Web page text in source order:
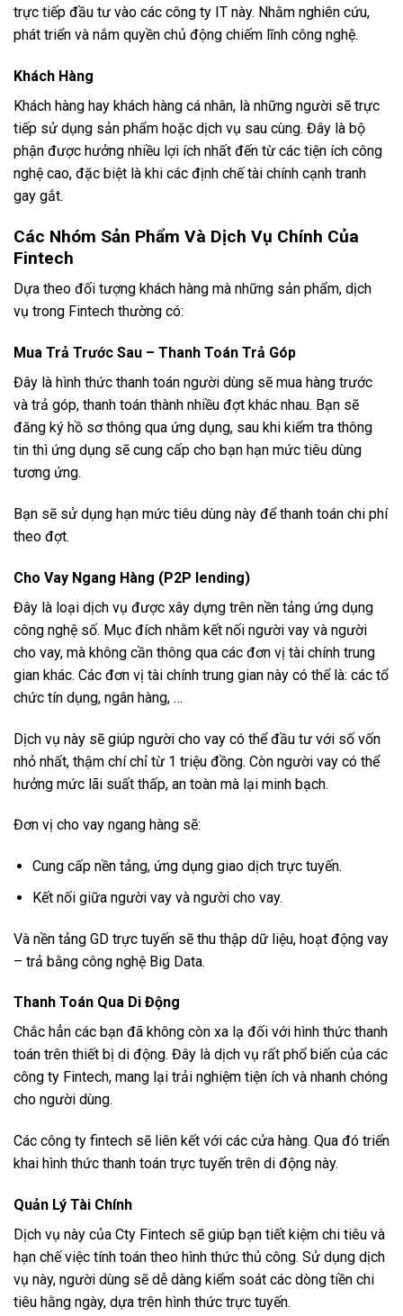
trực tiếp đầu tư vào các công ty IT này. Nhằm nghiên cứu,
phát triển và nắm quyền chủ động chiếm lĩnh công nghệ.
Khách Hàng
Khách hàng hay khách hàng cá nhân, là những người sẽ trực
tiếp sử dụng sản phẩm hoặc dịch vụ sau cùng. Đây là bộ
phận được hưởng nhiều lợi ích nhất đến từ các tiện ích công
nghệ cao, đặc biệt là khi các định chế tài chính cạnh tranh
gay gắt.
Các Nhóm Sản Phẩm Và Dịch Vụ Chính Của
Fintech
Dựa theo đối tượng khách hàng mà những sản phẩm, dịch
vụ trong Fintech thường có:
Mua Trả Trước Sau – Thanh Toán Trả Góp
Đây là hình thức thanh toán người dùng sẽ mua hàng trước
và trả góp, thanh toán thành nhiều đợt khác nhau. Bạn sẽ
đăng ký hồ sơ thông qua ứng dụng, sau khi kiểm tra thông
tin thì ứng dụng sẽ cung cấp cho bạn hạn mức tiêu dùng
tương ứng.
Bạn sẽ sử dụng hạn mức tiêu dùng này để thanh toán chi phí
theo đợt.
Cho Vay Ngang Hàng (P2P lending)
Đây là loại dịch vụ được xây dựng trên nền tảng ứng dụng
công nghệ số. Mục đích nhằm kết nối người vay và người
cho vay, mà không cần thông qua các đơn vị tài chính trung
gian khác. Các đơn vị tài chính trung gian này có thể là: các tổ
chức tín dụng, ngân hàng, …
Dịch vụ này sẽ giúp người cho vay có thể đầu tư với số vốn
nhỏ nhất, thậm chí chỉ từ 1 triệu đồng. Còn người vay có thể
hưởng mức lãi suất thấp, an toàn mà lại minh bạch.
Đơn vị cho vay ngang hàng sẽ:
Cung cấp nền tảng, ứng dụng giao dịch trực tuyến.
Kết nối giữa người vay và người cho vay.
Và nền tảng GD trực tuyến sẽ thu thập dữ liệu, hoạt động vay
– trả bằng công nghệ Big Data.
Thanh Toán Qua Di Động
Chắc hẳn các bạn đã không còn xa lạ đối với hình thức thanh
toán trên thiết bị di động. Đây là dịch vụ rất phổ biến của các
công ty Fintech, mang lại trải nghiệm tiện ích và nhanh chóng
cho người dùng.
Các công ty fintech sẽ liên kết với các cửa hàng. Qua đó triển
khai hình thức thanh toán trực tuyến trên di động này.
Quản Lý Tài Chính
Dịch vụ này của Cty Fintech sẽ giúp bạn tiết kiệm chi tiêu và
hạn chế việc tính toán theo hình thức thủ công. Sử dụng dịch
vụ này, người dùng sẽ dễ dàng kiểm soát các dòng tiền chi
tiêu hằng ngày, dựa trên hình thức trực tuyến.